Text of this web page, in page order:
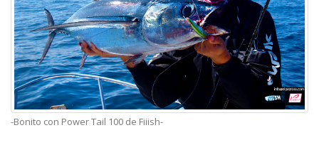
-Bonito con Power Tail 100 de Fiiish-